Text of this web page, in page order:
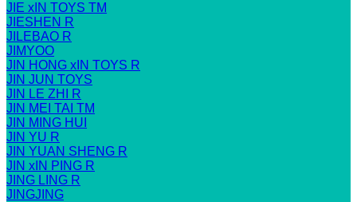
JIE xIN TOYS TM
JIESHEN R
JILEBAO R
JIMYOO
JIN HONG xIN TOYS R
JIN JUN TOYS
JIN LE ZHI R
JIN MEI TAI TM
JIN MING HUI
JIN YU R
JIN YUAN SHENG R
JIN xIN PING R
JING LING R
JINGJING